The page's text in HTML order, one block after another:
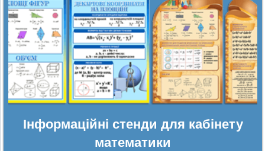
Інформаційні стенди для кабінету
математики